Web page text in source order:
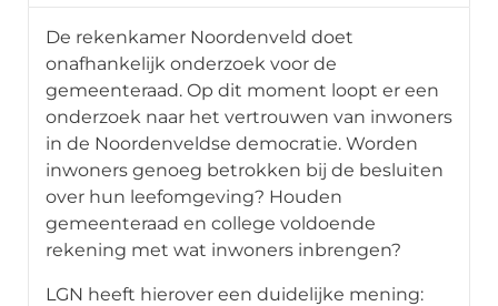
De rekenkamer Noordenveld doet
onafhankelijk onderzoek voor de
gemeenteraad. Op dit moment loopt er een
onderzoek naar het vertrouwen van inwoners
in de Noordenveldse democratie. Worden
inwoners genoeg betrokken bij de besluiten
over hun leefomgeving? Houden
gemeenteraad en college voldoende
rekening met wat inwoners inbrengen?
LGN heeft hierover een duidelijke mening: